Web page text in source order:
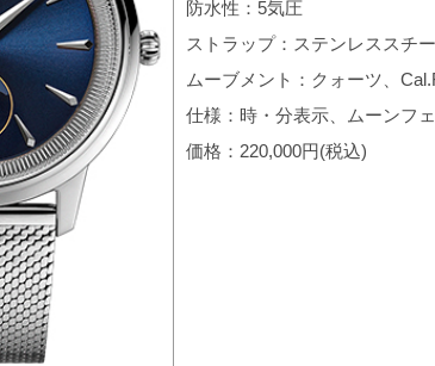
防水性：5気圧
ストラップ：ステンレススチ
ムーブメント：クォーツ、
仕様：時・分表示、ムーンフ
価格：220,000円(税込)